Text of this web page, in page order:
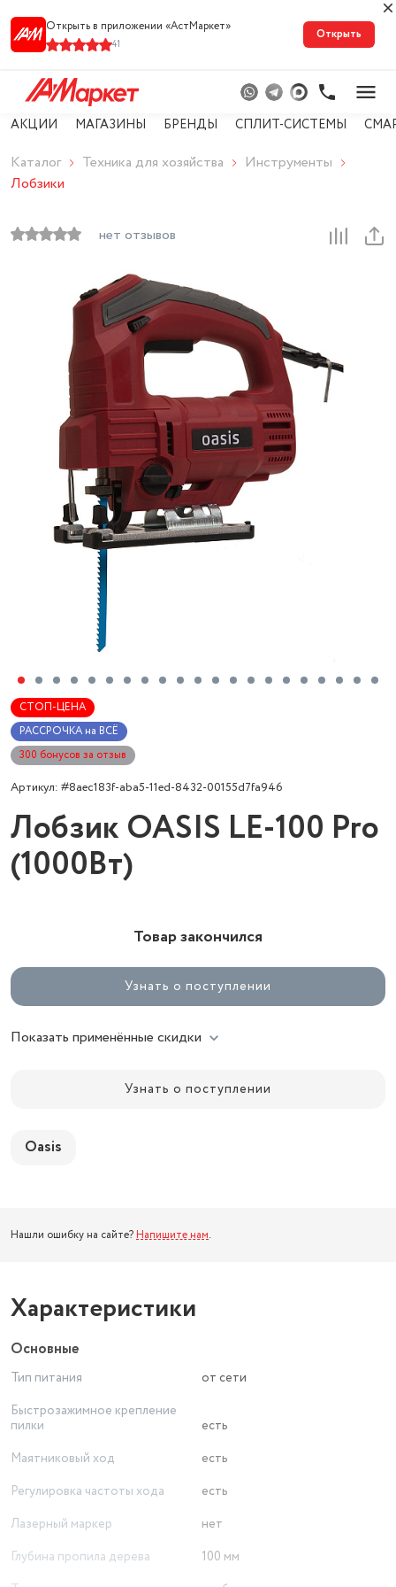
Открыть в приложении «АстМарке‪т‬»
41
Открыть
АКЦИИ МАГАЗИНЫ БРЕНДЫ СПЛИТ-СИСТЕМЫ
Каталог Техника для хозяйства
Инструменты
Лобзики
нет отзывов
СТОП-ЦЕНА
РАССРОЧКА на ВСЁ
300 бонусов за отзыв
Артикул: #8aec183f-aba5-11ed-8432-00155d7fa946
Лобзик OASIS LE-100 Pro
(1000Вт)
Товар закончился
Узнать о поступлении
Показать применённые скидки
Узнать о поступлении
Oasis
Нашли ошибку на сайте? Напишите нам.
Характеристики
Основные
Тип питания
от сети
Быстрозажимное крепление
пилки
есть
Маятниковый ход
есть
Регулировка частоты хода
есть
Лазерный маркер
нет
Глубина пропила дерева
100 мм